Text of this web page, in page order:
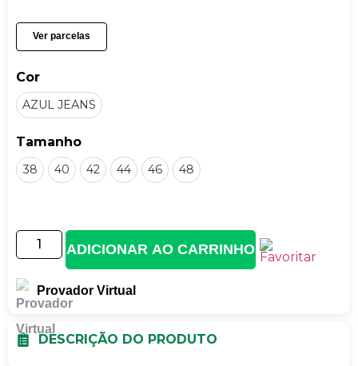
Ver parcelas
Cor
AZUL JEANS
Tamanho
38 40 42 44 46 48
Provador Virtual
ADICIONAR AO CARRINHO
DESCRIÇÃO DO PRODUTO